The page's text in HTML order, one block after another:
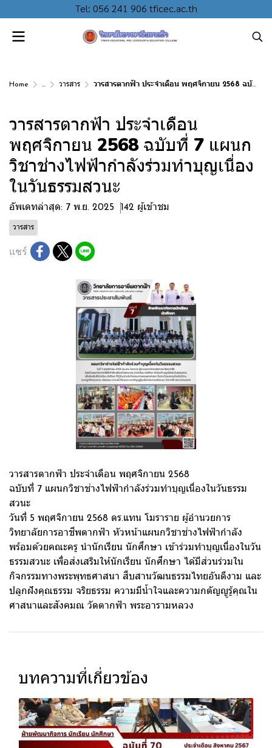
Tel: 056 241 906 tficec.ac.th
Home ... วารสาร วารสารตากฟ้า ประจำเดือน พฤศจิกายน 2568 ฉบับที่ 7 แผนกวิชาช่างไฟฟ้ากำลังร่วมทำบุญเนื่องในวันธรรมสวนะ
วารสารตากฟ้า ประจำเดือน
พฤศจิกายน 2568 ฉบับที่ 7 แผนก
วิชาช่างไฟฟ้ากำลังร่วมทำบุญเนื่อง
ในวันธรรมสวนะ
อัพเดทล่าสุด: 7 พ.ย. 2025 142 ผู้เข้าชม
วารสาร
แชร์
วารสารตากฟ้า ประจำเดือน พฤศจิกายน 2568
ฉบับที่ 7 แผนกวิชาช่างไฟฟ้ากำลังร่วมทำบุญเนื่องในวันธรรม
สวนะ
วันที่ 5 พฤศจิกายน 2568 ดร.แทน โมราราย ผู้อำนวยการ
วิทยาลัยการอาชีพตากฟ้า หัวหน้าแผนกวิชาช่างไฟฟ้ากำลัง
พร้อมด้วยคณะครู นำนักเรียน นักศึกษา เข้าร่วมทำบุญเนื่องในวัน
ธรรมสวนะ เพื่อส่งเสริมให้นักเรียน นักศึกษา ได้มีส่วนร่วมใน
กิจกรรมทางพระพุทธศาสนา สืบสานวัฒนธรรมไทยอันดีงาม และ
ปลูกฝังคุณธรรม จริยธรรม ความมีน้ำใจและความกตัญญูรู้คุณใน
ศาสนาและสังคมณ วัดตากฟ้า พระอารามหลวง
บทความที่เกี่ยวข้อง